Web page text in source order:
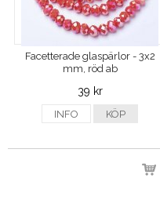
Facetterade glaspärlor - 3x2
mm, röd ab
39 kr
INFO KÖP